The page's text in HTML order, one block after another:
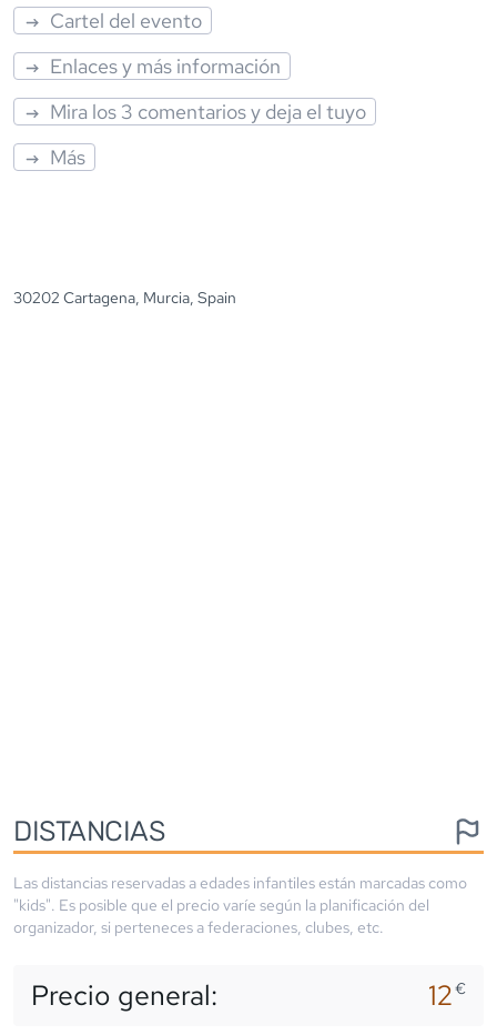
Cartel del evento
Enlaces y más información
Mira los 3 comentarios y deja el tuyo
Más
30202 Cartagena, Murcia, Spain
DISTANCIAS
Las distancias reservadas a edades infantiles están marcadas como
"kids". Es posible que el precio varíe según la planificación del
organizador, si perteneces a federaciones, clubes, etc.
Precio general: 12€